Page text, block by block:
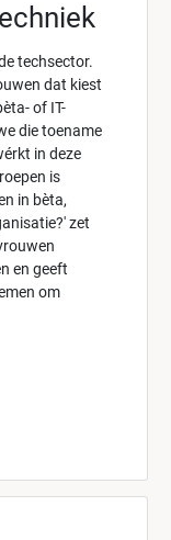
techsector.
dat kiest
of IT-
die toename
in deze
is
in bèta,
zet
en geeft
om